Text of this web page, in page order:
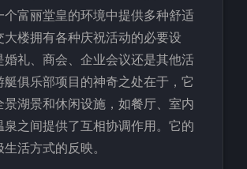
个富丽堂皇的环境中提供多种舒适
大楼拥有各种庆祝活动的必要设
婚礼、商会、企业会议还是其他活
艇俱乐部项目的神奇之处在于，它
景湖景和休闲设施，如餐厅、室内
泉之间提供了互相协调作用。它的
活方式的反映。